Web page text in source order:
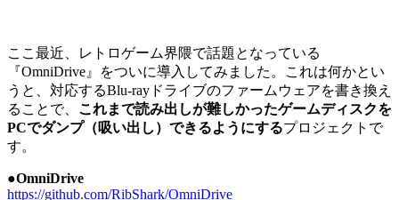
ここ最近、レトロゲーム界隈で話題となっている
『OmniDrive』をついに導入してみました。これは何かとい
うと、対応するBlu-rayドライブのファームウェアを書き換え
ることで、 これまで読み出しが難しかったゲームディスクを
PCでダンプ（吸い出し）できるようにするプロジェクトで
す。
●OmniDrive
https://github.com/RibShark/OmniDrive